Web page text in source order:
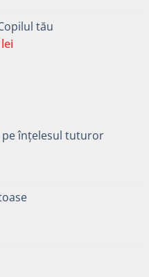
lei. tău
leiPrețul
înțelesul tuturor